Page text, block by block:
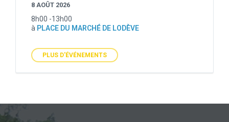
8 AOÛT 2026
8h00 -13h00
à PLACE DU MARCHÉ DE LODÈVE
PLUS D'ÉVÉNEMENTS